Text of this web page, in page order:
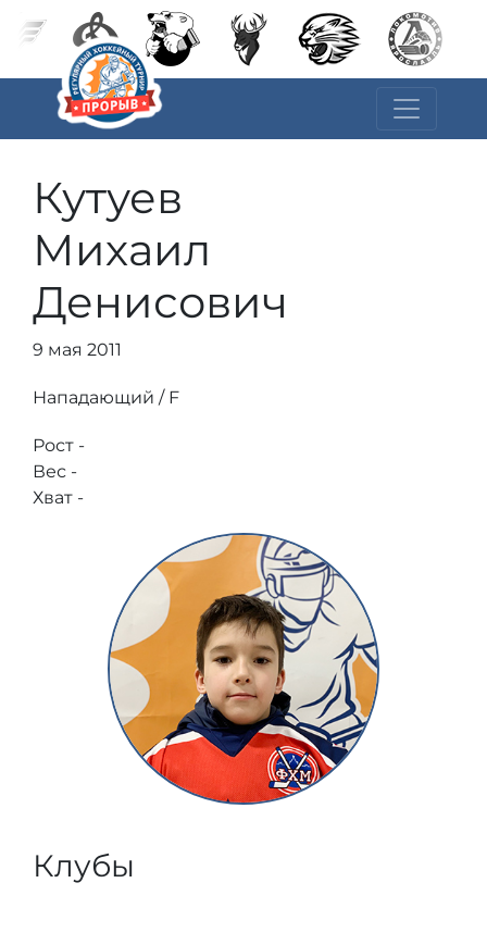
Кутуев
Михаил
Денисович
9 мая 2011
Нападающий / F
Рост -
Вес -
Хват -
Клубы